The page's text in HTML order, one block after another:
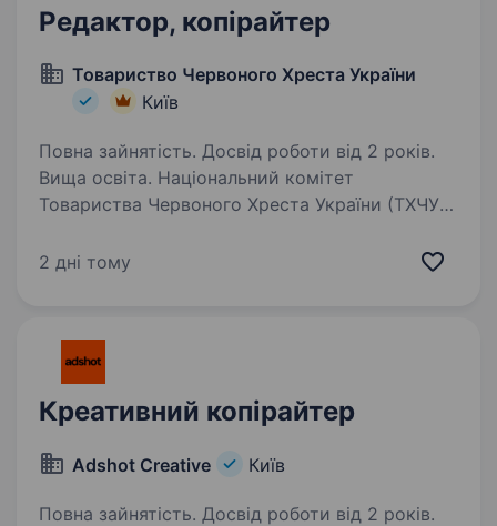
Редактор, копірайтер
Товариство Червоного Хреста України
Київ
Повна зайнятість. Досвід роботи від 2 років.
Вища освіта. Національний комітет
Товариства Червоного Хреста України (ТХЧУ)
(копірайтера/ — ки) Товариство Червоного
2 дні тому
Креативний копірайтер
Adshot Creative Київ
Повна зайнятість. Досвід роботи від 2 років.